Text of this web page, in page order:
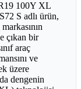
100Y XL
S adlı ürün,
markasının
çıkan bir
araç
ve
üzere
dengenin